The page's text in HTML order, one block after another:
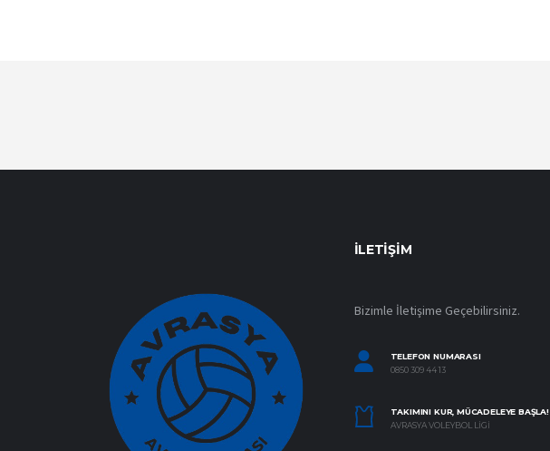
İLETIŞIM
Bizimle İletişime Geçebilirsiniz.
TELEFON NUMARASI
0850 309 44 13
TAKIMINI KUR, MÜCADELEYE BAŞLA!
AVRASYA VOLEYBOL LIGI